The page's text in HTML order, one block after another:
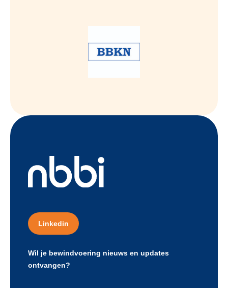
Linkedin
Wil je bewindvoering nieuws en updates
ontvangen?